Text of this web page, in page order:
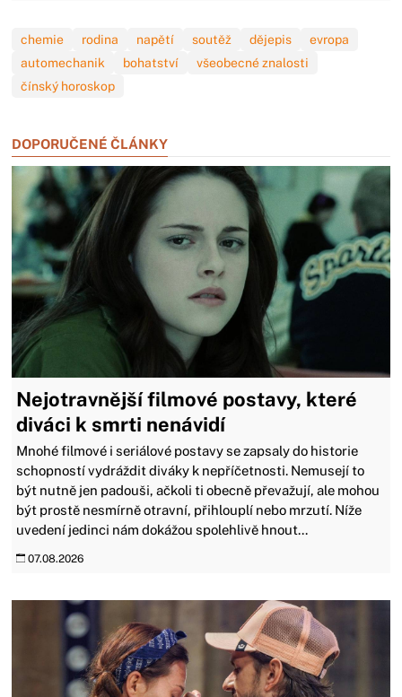
chemie rodina napětí soutěž dějepis
evropa
automechanik
bohatství
všeobecné znalosti
čínský horoskop
DOPORUČENÉ ČLÁNKY
Nejotravnější filmové postavy, které
diváci k smrti nenávidí
Mnohé filmové i seriálové postavy se zapsaly do historie
schopností vydráždit diváky k nepříčetnosti. Nemusejí to
být nutně jen padouši, ačkoli ti obecně převažují, ale mohou
být prostě nesmírně otravní, přihlouplí nebo mrzutí. Níže
uvedení jedinci nám dokážou spolehlivě hnout...
07.08.2026